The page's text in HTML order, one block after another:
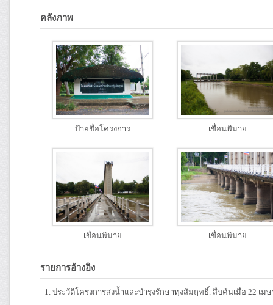
คลังภาพ
ป้ายชื่อโครงการ เขื่อนพิมาย
เขื่อนพิมาย เขื่อนพิมาย
รายการอ้างอิง
ประวัติโครงการส่งน้ำและบำรุงรักษาทุ่งสัมฤทธิ์. สืบค้นเมื่อ 22 เม